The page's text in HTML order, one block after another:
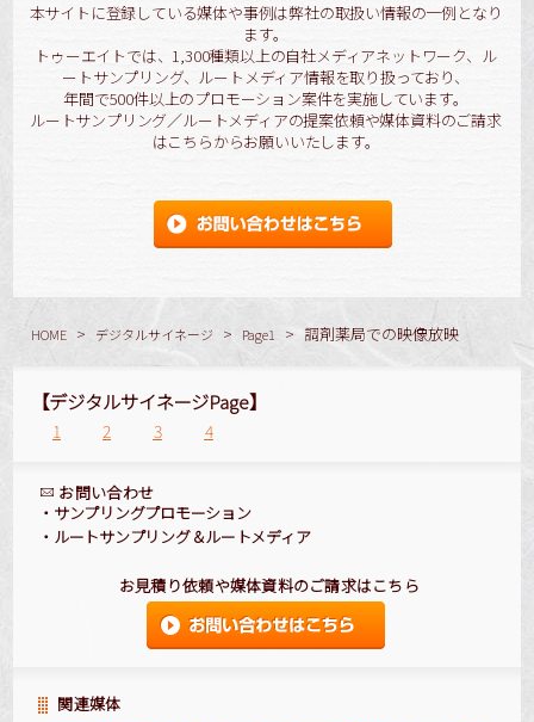
本サイトに登録している媒体や事例は弊社の取扱い情報の一例となり
ます。
トゥーエイトでは、1,300種類以上の自社メディアネットワーク、ル
ートサンプリング、ルートメディア情報を取り扱っており、
年間で500件以上のプロモーション案件を実施しています。
ルートサンプリング／ルートメディアの提案依頼や媒体資料のご請求
はこちらからお願いいたします。
HOME > デジタルサイネージ > Page1 > 調剤薬局での映像放映
【デジタルサイネージPage】
1 2 3 4
お問い合わせ
・ サンプリングプロモーション
・ ルートサンプリング＆ルートメディア
お見積り依頼や媒体資料のご請求はこちら
関連媒体